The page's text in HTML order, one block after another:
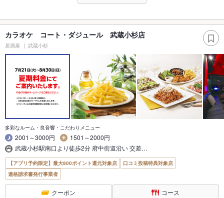
カラオケ コート・ダジュール 武蔵小杉店
居酒屋 武蔵小杉
多彩なルーム・良音響・こだわりメニュー
2001～3000円
1501～2000円
武蔵小杉駅南口より徒歩2分 府中街道沿い 交差…
【アプリ予約限定】最大800ポイント還元対象店
口コミ投稿特典対象店
適格請求書発行事業者
クーポン コース